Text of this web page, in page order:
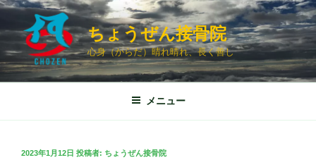
コ
ン
ツ
ちょうぜん接骨院
心身（からだ）晴れ晴れ、長く善し
メニュー
投
2023年1月12日 投稿者: ちょうぜん接骨院